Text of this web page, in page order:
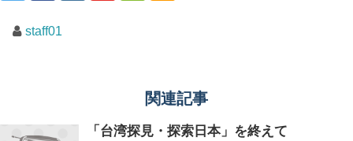
staff01
関連記事
「台湾探見・探索日本」を終えて